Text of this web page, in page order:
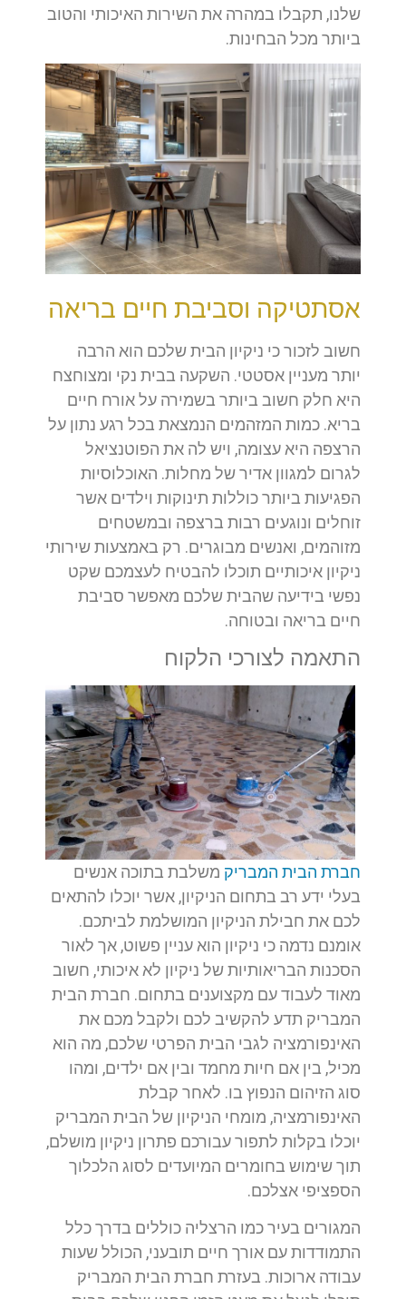
שלנו, תקבלו במהרה את השירות האיכותי והטוב
ביותר מכל הבחינות.
אסתטיקה וסביבת חיים בריאה
חשוב לזכור כי ניקיון הבית שלכם הוא הרבה
יותר מעניין אסטטי. השקעה בבית נקי ומצוחצח
היא חלק חשוב ביותר בשמירה על אורח חיים
בריא. כמות המזהמים הנמצאת בכל רגע נתון על
הרצפה היא עצומה, ויש לה את הפוטנציאל
לגרום למגוון אדיר של מחלות. האוכלוסיות
הפגיעות ביותר כוללות תינוקות וילדים אשר
זוחלים ונוגעים רבות ברצפה ובמשטחים
מזוהמים, ואנשים מבוגרים. רק באמצעות שירותי
ניקיון איכותיים תוכלו להבטיח לעצמכם שקט
נפשי בידיעה שהבית שלכם מאפשר סביבת
חיים בריאה ובטוחה.
התאמה לצורכי הלקוח
חברת הבית המבריק משלבת בתוכה אנשים
בעלי ידע רב בתחום הניקיון, אשר יוכלו להתאים
לכם את חבילת הניקיון המושלמת לביתכם.
אומנם נדמה כי ניקיון הוא עניין פשוט, אך לאור
הסכנות הבריאותיות של ניקיון לא איכותי, חשוב
מאוד לעבוד עם מקצוענים בתחום. חברת הבית
המבריק תדע להקשיב לכם ולקבל מכם את
האינפורמציה לגבי הבית הפרטי שלכם, מה הוא
מכיל, בין אם חיות מחמד ובין אם ילדים, ומהו
סוג הזיהום הנפוץ בו. לאחר קבלת
האינפורמציה, מומחי הניקיון של הבית המבריק
יוכלו בקלות לתפור עבורכם פתרון ניקיון מושלם,
תוך שימוש בחומרים המיועדים לסוג הלכלוך
הספציפי אצלכם.
המגורים בעיר כמו הרצליה כוללים בדרך כלל
התמודדות עם אורך חיים תובעני, הכולל שעות
עבודה ארוכות. בעזרת חברת הבית המבריק